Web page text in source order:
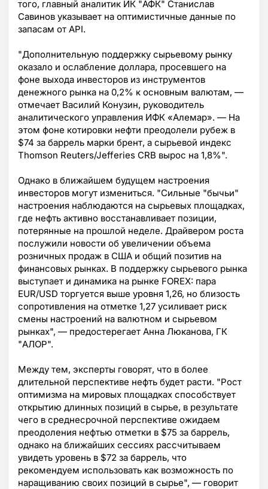
того, главный аналитик ИК "АФК" Станислав
Савинов указывает на оптимистичные данные по
запасам от API.
"Дополнительную поддержку сырьевому рынку
оказало и ослабление доллара, просевшего на
фоне выхода инвесторов из инструментов
денежного рынка на 0,2% к основным валютам, —
отмечает Василий Конузин, руководитель
аналитического управления ИФК «Алемар». — На
этом фоне котировки нефти преодолели рубеж в
$74 за баррель марки брент, а сырьевой индекс
Thomson Reuters/Jefferies CRB вырос на 1,8%".
Однако в ближайшем будущем настроения
инвесторов могут измениться. "Сильные "бычьи"
настроения наблюдаются на сырьевых площадках,
где нефть активно восстанавливает позиции,
потерянные на прошлой неделе. Драйвером роста
послужили новости об увеличении объема
розничных продаж в США и общий позитив на
финансовых рынках. В поддержку сырьевого рынка
выступает и динамика на рынке FOREX: пара
EUR/USD торгуется выше уровня 1,26, но близость
сопротивления на отметке 1,27 усиливает риск
смены настроений на валютном и сырьевом
рынках", — предостерегает Анна Люканова, ГК
"АЛОР".
Между тем, эксперты говорят, что в более
длительной перспективе нефть будет расти. "Рост
оптимизма на мировых площадках способствует
открытию длинных позиций в сырье, в результате
чего в среднесрочной перспективе ожидаем
преодоления нефтью отметки в $75 за баррель,
однако на ближайших сессиях рассчитываем
увидеть уровень в $72 за баррель, что
рекомендуем использовать как возможность по
наращиванию своих позиций в сырье", — говорит